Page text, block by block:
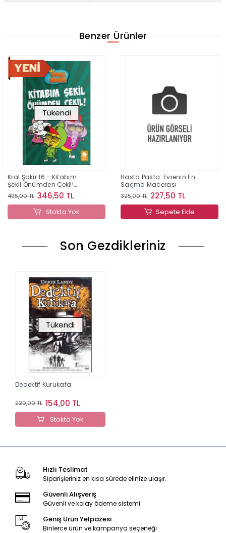
Benzer Ürünler
Tükendi
Kral Şakir 16 - Kitabım
Şekil Önümden Çekil!
(Ciltli)
495,00 TL 346,50 TL
Stokta Yok
Hasta Pasta: Evrenin En
Saçma Macerası
325,00 TL 227,50 TL
Sepete Ekle
Son Gezdikleriniz
Tükendi
Dedektif Kurukafa
220,00 TL 154,00 TL
Stokta Yok
Hızlı Teslimat
Siparişleriniz en kısa sürede elinize ulaşır.
Güvenli Alışveriş
Güvenli ve kolay ödeme sistemi
Geniş Ürün Yelpazesi
Binlerce ürün ve kampanya seçeneği